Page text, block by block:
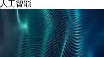
人工智能